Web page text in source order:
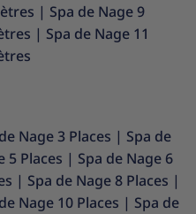
| Spa de Nage 9
| Spa de Nage 11
Nage 3 Places | Spa de
5 Places | Spa de Nage 6
| Spa de Nage 8 Places |
Nage 10 Places | Spa de